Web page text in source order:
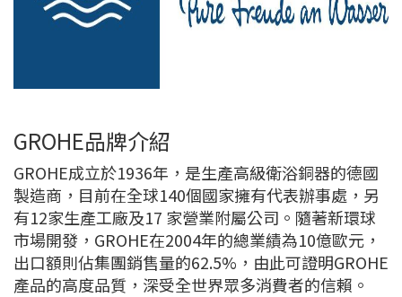
GROHE品牌介紹
GROHE成立於1936年，是生產高級衛浴銅器的德國
製造商，目前在全球140個國家擁有代表辦事處，另
有12家生產工廠及17 家營業附屬公司。隨著新環球
市場開發，GROHE在2004年的總業績為10億歐元，
出口額則佔集團銷售量的62.5%，由此可證明GROHE
產品的高度品質，深受全世界眾多消費者的信賴。